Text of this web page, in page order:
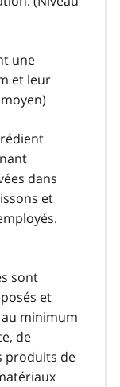
une
et leur
dans
et
sont
et
minimum
de
produits de